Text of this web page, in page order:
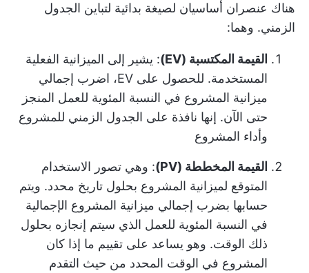
هناك عنصران أساسيان لصيغة بدائية لتباين الجدول
الزمني. وهما:
القيمة المكتسبة (EV)
: يشير إلى الميزانية الفعلية
المستخدمة. للحصول على EV، اضرب إجمالي
ميزانية المشروع في النسبة المئوية للعمل المنجز
حتى الآن. إنها نافذة على الجدول الزمني للمشروع
وأداء المشروع
القيمة المخططة (PV)
: وهي تصور الاستخدام
المتوقع لميزانية المشروع بحلول تاريخ محدد. ويتم
حسابها بضرب إجمالي ميزانية المشروع الإجمالية
في النسبة المئوية للعمل الذي سيتم إنجازه بحلول
ذلك الوقت. وهو يساعد على تقييم ما إذا كان
المشروع في الوقت المحدد من حيث التقدم